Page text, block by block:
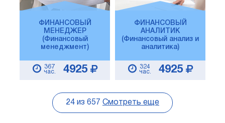
ФИНАНСОВЫЙ
МЕНЕДЖЕР
(Финансовый
менеджмент)
367
час.
4925
ФИНАНСОВЫЙ
АНАЛИТИК
(Финансовый анализ и
аналитика)
324
час.
4925
24 из 657 Смотреть еще